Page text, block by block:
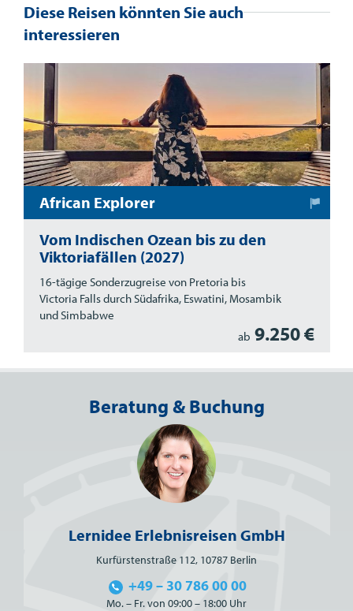
Diese Reisen könnten Sie auch
interessieren
African Explorer
Vom Indischen Ozean bis zu den
Viktoriafällen (2027)
16-tägige Sonderzugreise von Pretoria bis
Victoria Falls durch Südafrika, Eswatini, Mosambik
und Simbabwe
ab 9.250 €
Beratung & Buchung
Lernidee Erlebnisreisen GmbH
Kurfürstenstraße 112, 10787 Berlin
+49 – 30 786 00 00
Mo. – Fr. von 09:00 – 18:00 Uhr